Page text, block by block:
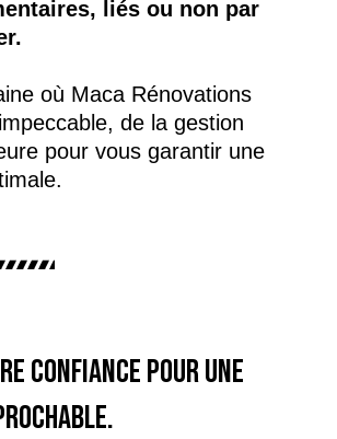
liés ou non par
où Maca Rénovations
de la gestion
pour vous garantir une
confiance pour une